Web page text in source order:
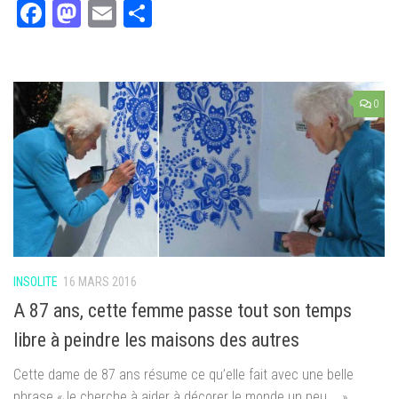
Facebook
Mastodon
Email
0
INSOLITE 16 MARS 2016
A 87 ans, cette femme passe tout son temps
libre à peindre les maisons des autres
Cette dame de 87 ans résume ce qu’elle fait avec une belle